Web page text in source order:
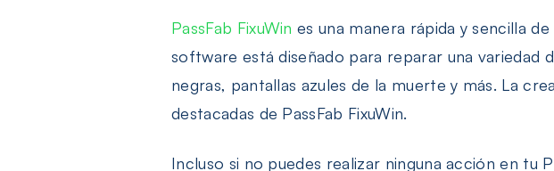
PassFab FixuWin es una manera rápida y sencilla
software está diseñado para reparar una variedad
negras, pantallas azules de la muerte y más. La
destacadas de PassFab FixuWin.
Incluso si no puedes realizar ninguna acción en